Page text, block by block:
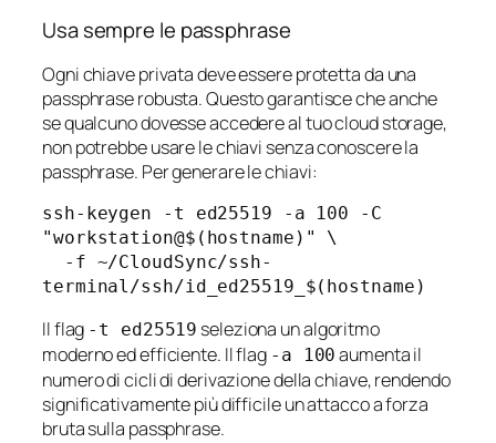
Usa sempre le passphrase
Ogni chiave privata deve essere protetta da una
passphrase robusta. Questo garantisce che anche
se qualcuno dovesse accedere al tuo cloud storage,
non potrebbe usare le chiavi senza conoscere la
passphrase. Per generare le chiavi:
ssh-keygen -t ed25519 -a 100 -C
"workstation@$(hostname)" \
Il flag -t ed25519 seleziona un algoritmo
moderno ed efficiente. Il flag -a 100 aumenta il
numero di cicli di derivazione della chiave, rendendo
significativamente più difficile un attacco a forza
bruta sulla passphrase.